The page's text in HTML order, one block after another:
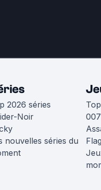
2026 séries
Noir
nouvelles séries du